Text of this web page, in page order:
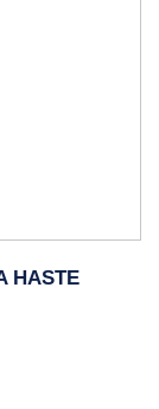
HASTE